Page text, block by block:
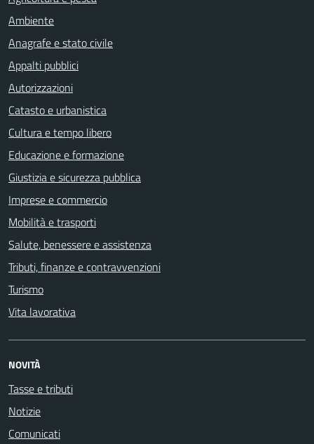
Ambiente
Anagrafe e stato civile
Appalti pubblici
Autorizzazioni
Catasto e urbanistica
Cultura e tempo libero
Educazione e formazione
Giustizia e sicurezza pubblica
Imprese e commercio
Mobilità e trasporti
Salute, benessere e assistenza
Tributi, finanze e contravvenzioni
Turismo
Vita lavorativa
NOVITÀ
Tasse e tributi
Notizie
Comunicati